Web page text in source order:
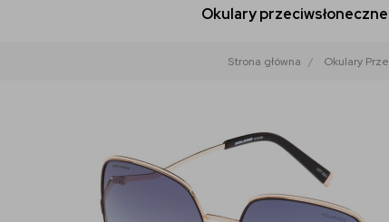
Okulary przeciwsłoneczne
Strona główna Okulary